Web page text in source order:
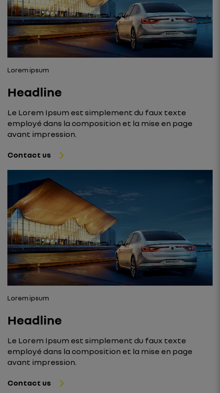
Lorem ipsum
Headline
Le Lorem Ipsum est simplement du faux texte
employé dans la composition et la mise en page
avant impression.
Contact us
Lorem ipsum
Headline
Le Lorem Ipsum est simplement du faux texte
employé dans la composition et la mise en page
avant impression.
Contact us